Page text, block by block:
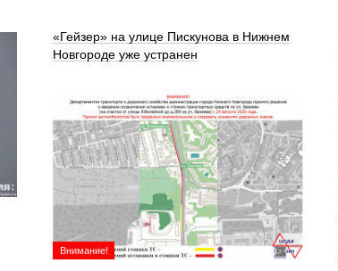
«Гейзер» на улице Пискунова в Нижнем
Новгороде уже устранен
Внимание!